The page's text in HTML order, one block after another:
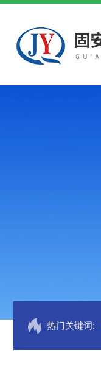
热门关键词: